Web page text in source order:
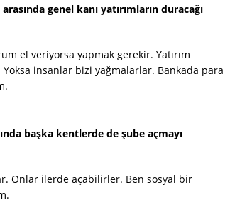
genel kanı yatırımların duracağı
el veriyorsa yapmak gerekir. Yatırım
Yoksa insanlar bizi yağmalarlar. Bankada para
başka kentlerde de şube açmayı
Onlar ilerde açabilirler. Ben sosyal bir